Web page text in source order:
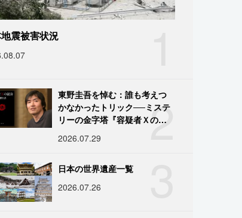
震被害状況
2
東野圭吾を悼む：誰も考えつ
かなかったトリック──ミステ
リーの金字塔『容疑者Ｘの献
2026.07.29
日本の世界遺産一覧
2026.07.26